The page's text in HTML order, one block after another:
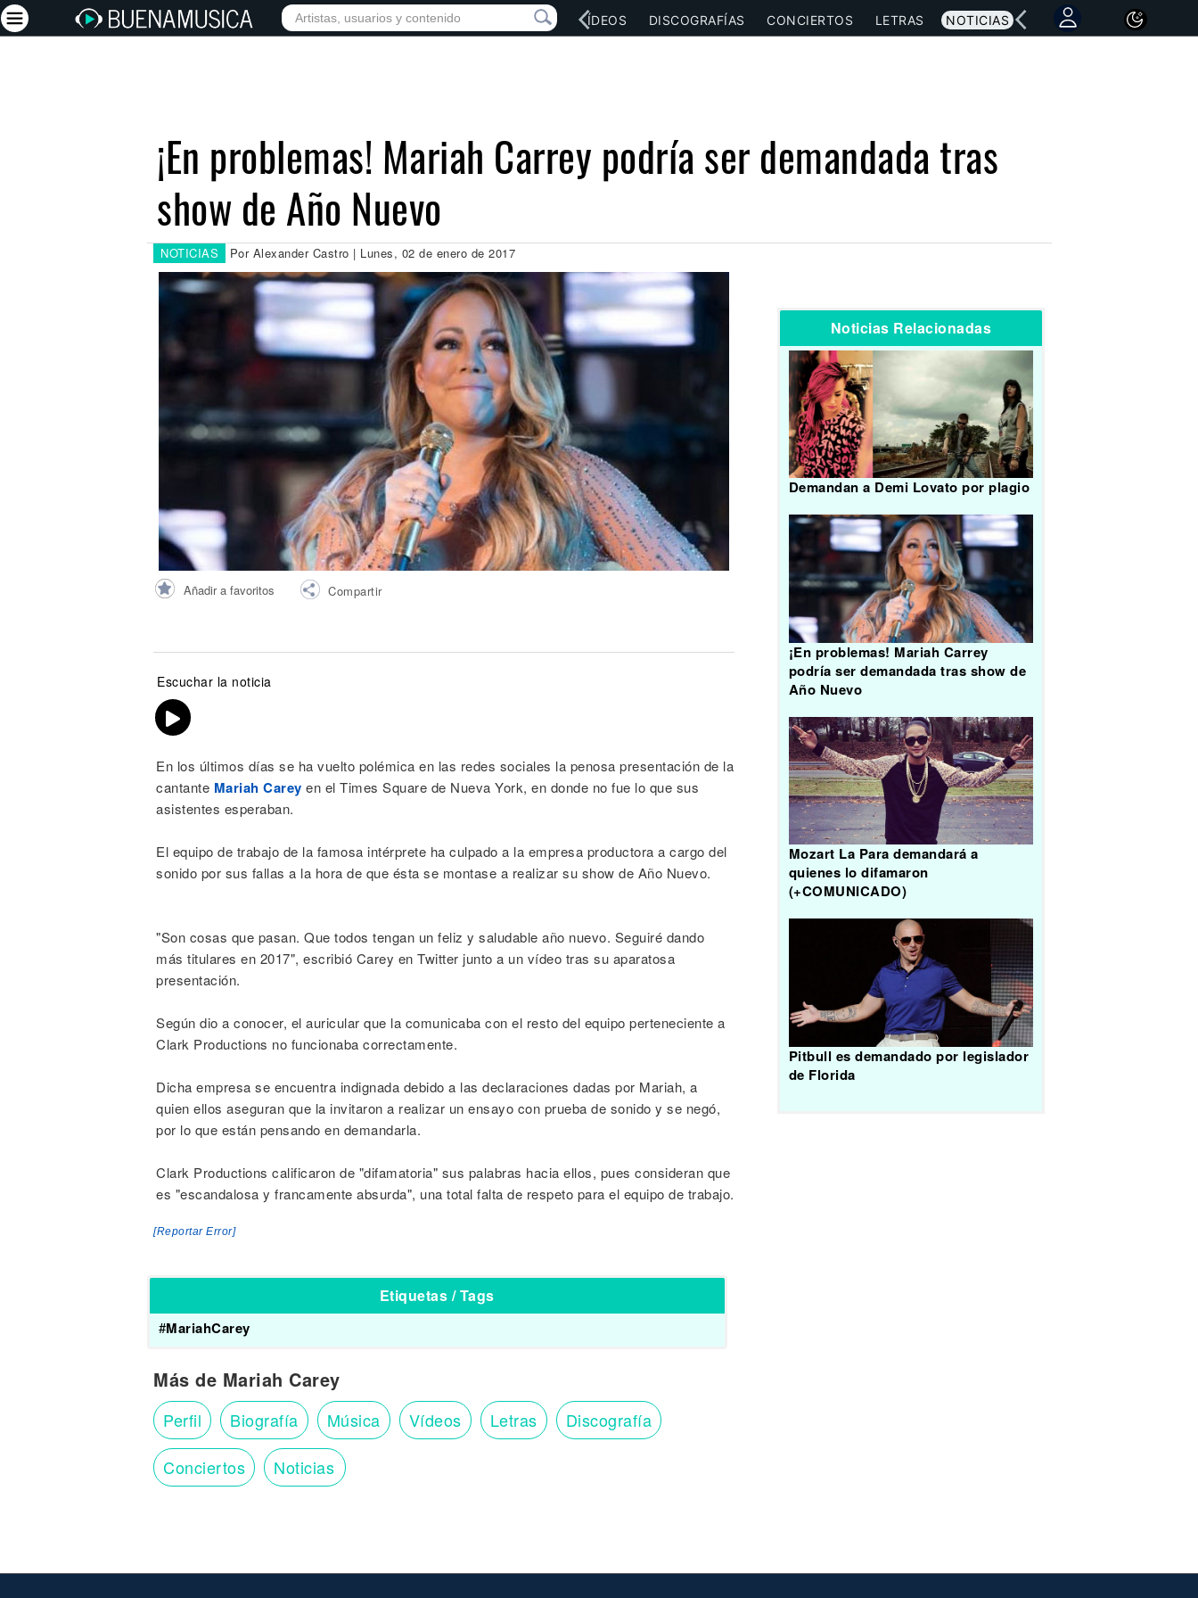
INICIO ARTISTAS RED SOCIAL MÚSICA VÍDEOS DISCOGRAFÍAS CONCIERTOS LETRAS NOTICIAS
¡En problemas! Mariah Carrey podría ser demandada tras
show de Año Nuevo
NOTICIAS Por Alexander Castro | Lunes, 02 de enero de 2017
Añadir a favoritos Compartir
Escuchar la noticia
En los últimos días se ha vuelto polémica en las redes sociales la penosa presentación de la
cantante Mariah Carey en el Times Square de Nueva York, en donde no fue lo que sus
asistentes esperaban.
El equipo de trabajo de la famosa intérprete ha culpado a la empresa productora a cargo del
sonido por sus fallas a la hora de que ésta se montase a realizar su show de Año Nuevo.
"Son cosas que pasan. Que todos tengan un feliz y saludable año nuevo. Seguiré dando
más titulares en 2017", escribió Carey en Twitter junto a un vídeo tras su aparatosa
presentación.
Según dio a conocer, el auricular que la comunicaba con el resto del equipo perteneciente a
Clark Productions no funcionaba correctamente.
Dicha empresa se encuentra indignada debido a las declaraciones dadas por Mariah, a
quien ellos aseguran que la invitaron a realizar un ensayo con prueba de sonido y se negó,
por lo que están pensando en demandarla.
Clark Productions calificaron de "difamatoria" sus palabras hacia ellos, pues consideran que
es "escandalosa y francamente absurda", una total falta de respeto para el equipo de trabajo.
[Reportar Error]
Etiquetas / Tags
#MariahCarey
Más de Mariah Carey
Perfil Biografía Música Vídeos Letras Discografía
Conciertos Noticias
Noticias Relacionadas
Demandan a Demi Lovato por plagio
¡En problemas! Mariah Carrey
podría ser demandada tras show de
Año Nuevo
Mozart La Para demandará a
quienes lo difamaron
(+COMUNICADO)
Pitbull es demandado por legislador
de Florida